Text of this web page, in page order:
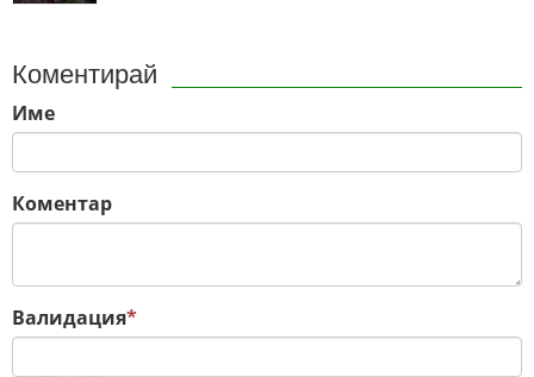
Коментирай
Име
Коментар
Валидация*